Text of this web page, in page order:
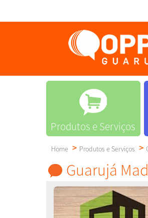
Produtos e Serviços
Home Produtos e Serviços
Guarujá